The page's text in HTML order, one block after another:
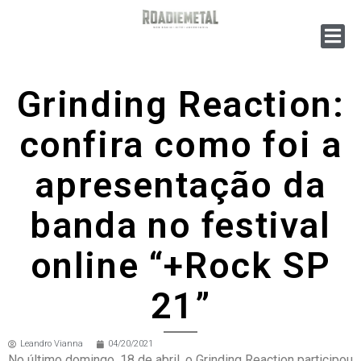
Grinding Reaction:
confira como foi a
apresentação da
banda no festival
online “+Rock SP
21”
Leandro Vianna 04/20/2021